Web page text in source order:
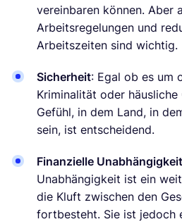
vereinbaren können. Aber
Arbeitsregelungen und
Arbeitszeiten sind wichtig.
Sicherheit: Egal ob es um
Kriminalität oder
Gefühl, in dem Land, in
sein, ist entscheidend.
Finanzielle
Unabhängigkeit ist ein
die Kluft zwischen den
fortbesteht. Sie ist jedoch